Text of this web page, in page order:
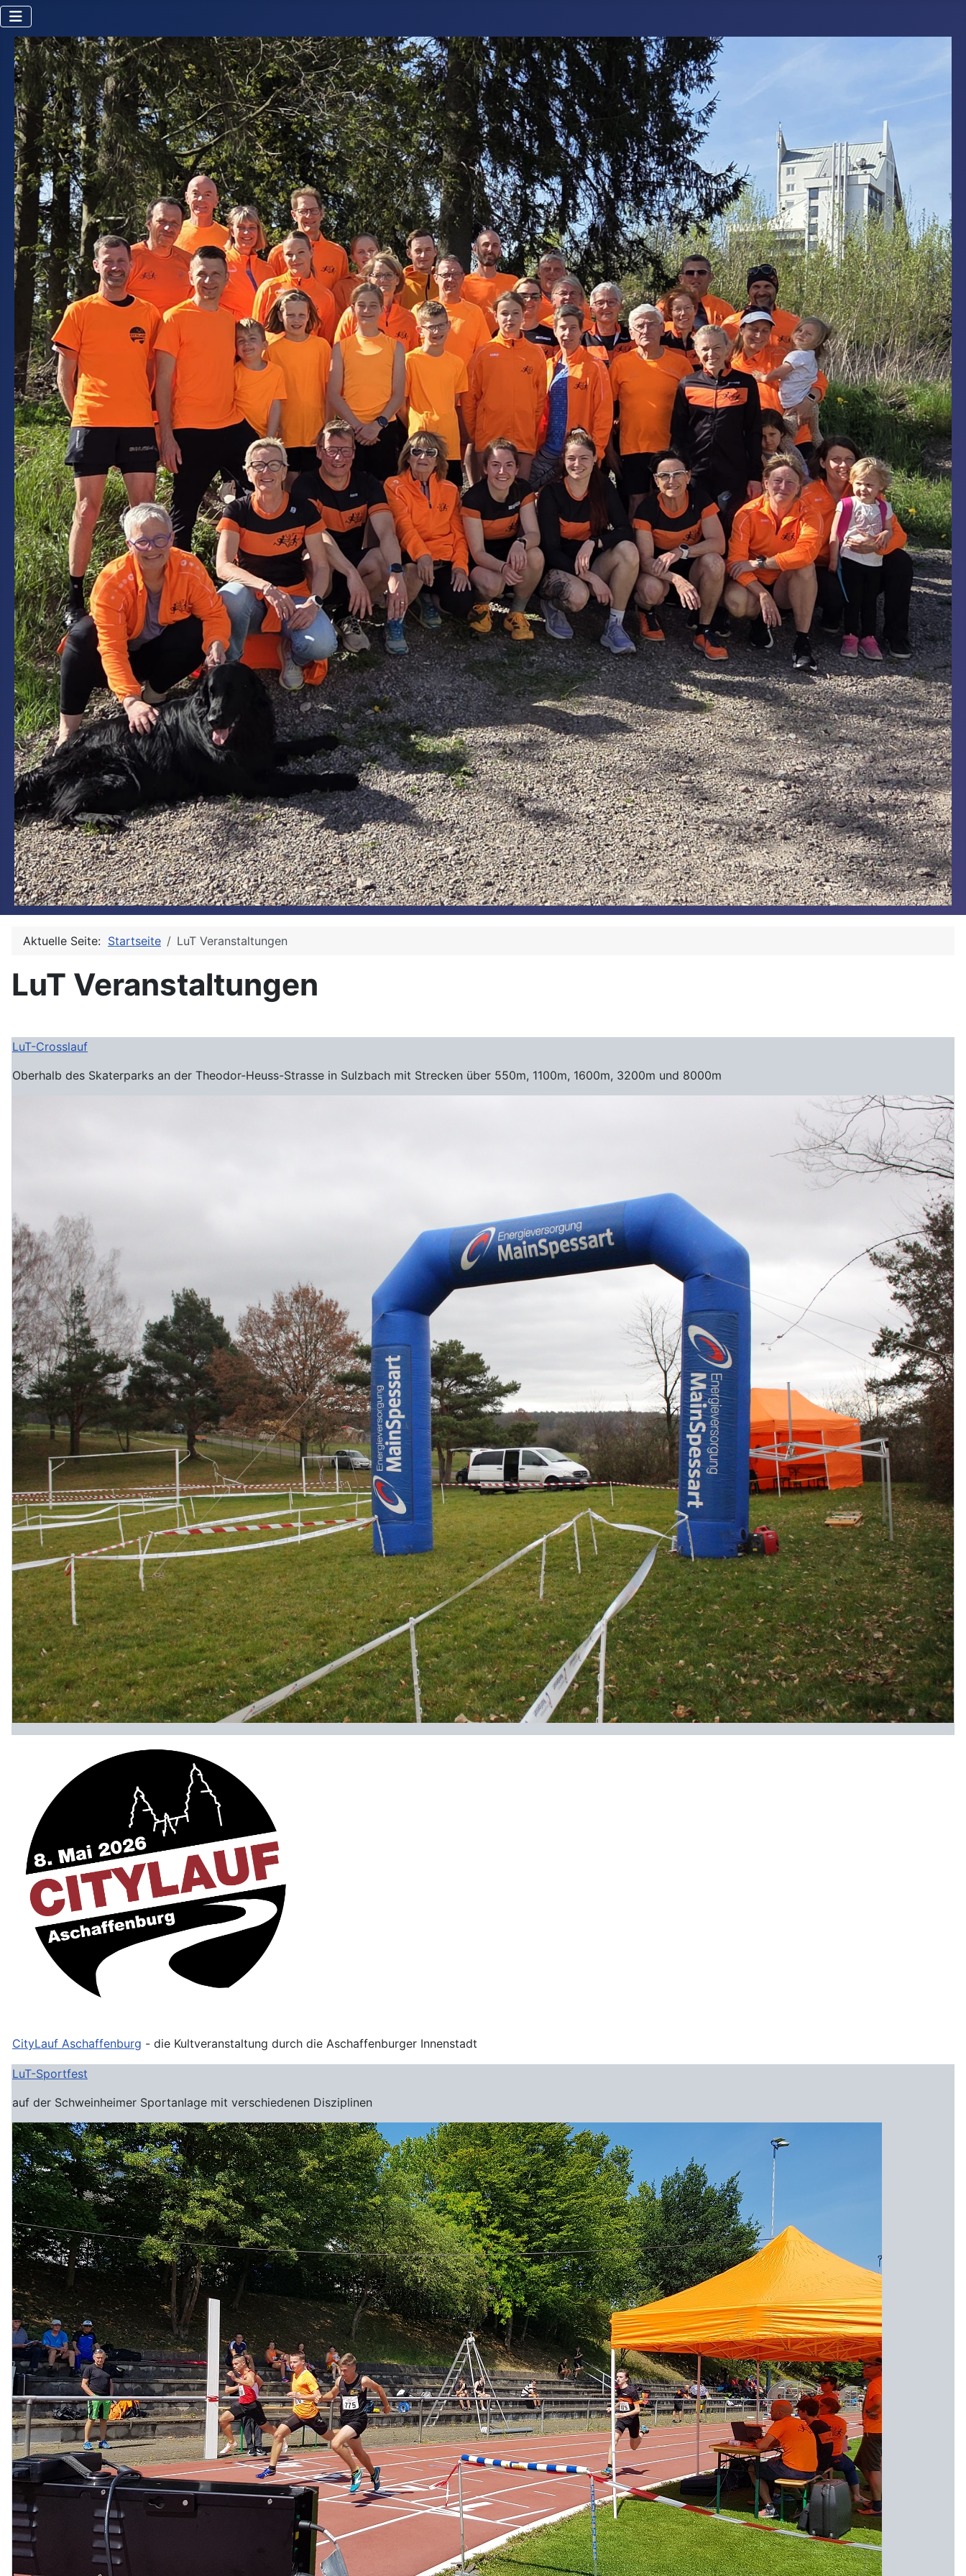
Aktuelle Seite: Startseite LuT Veranstaltungen
LuT Veranstaltungen
LuT-Crosslauf
Oberhalb des Skaterparks an der Theodor-Heuss-Strasse in Sulzbach mit Strecken über 550m, 1100m, 1600m, 3200m und 8000m
CityLauf Aschaffenburg - die Kultveranstaltung durch die Aschaffenburger Innenstadt
LuT-Sportfest
auf der Schweinheimer Sportanlage mit verschiedenen Disziplinen